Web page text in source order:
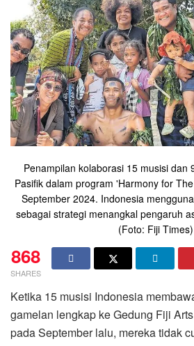
Penampilan kolaborasi 15 musisi dan
Pasifik dalam program 'Harmony for
September 2024. Indonesia
sebagai strategi menangkal pengaruh
(Foto: Fiji Times)
868
SHARES
Ketika 15 musisi Indonesia
gamelan lengkap ke Gedung Fiji
pada September lalu, mereka tidak